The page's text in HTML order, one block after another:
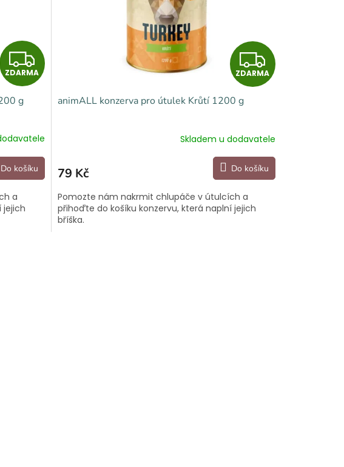
Z
D
R
M
A
ZDARMA
g
Do košíku
a
jejich
Z
D
R
M
A
ZDARMA
animALL konzerva pro útulek Krůtí 1200 g
Skladem u dodavatele
79 Kč Do košíku
Pomozte nám nakrmit chlupáče v útulcích a
přihoďte do košíku konzervu, která naplní jejich
bříška.